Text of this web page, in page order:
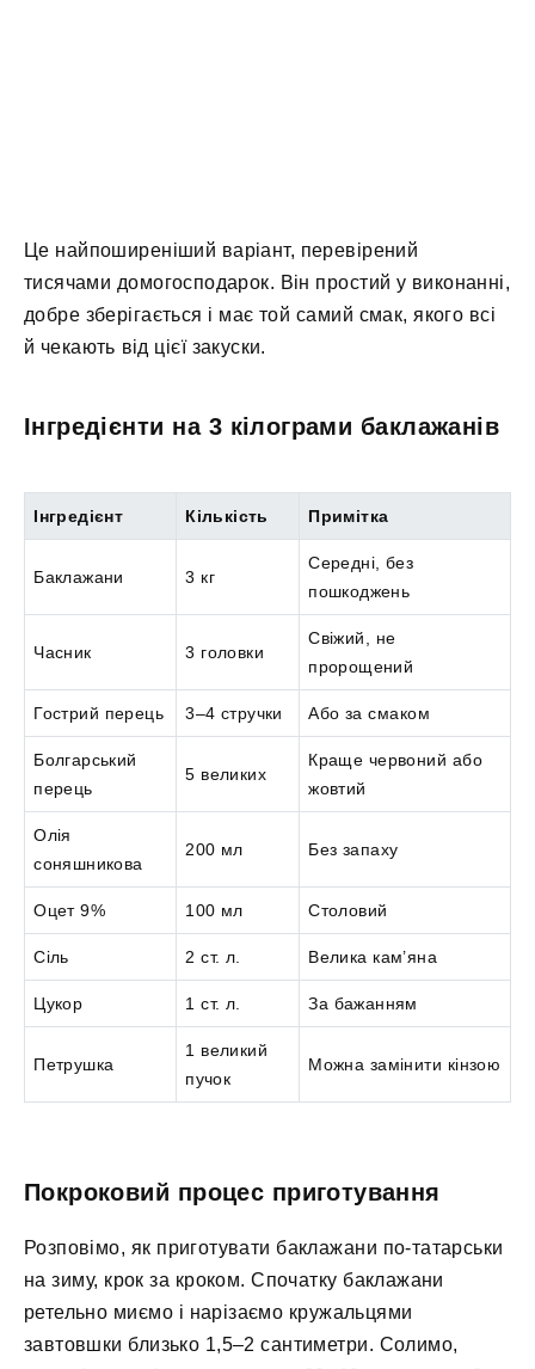
Це найпоширеніший варіант, перевірений
тисячами домогосподарок. Він простий у виконанні,
добре зберігається і має той самий смак, якого всі
й чекають від цієї закуски.
Інгредієнти на 3 кілограми баклажанів
Інгредієнт Кількість Примітка
Баклажани 3 кг
Середні, без
пошкоджень
Часник 3 головки
Свіжий, не
пророщений
Гострий перець 3–4 стручки Або за смаком
Болгарський
перець
5 великих
Краще червоний або
жовтий
Олія
соняшникова
200 мл Без запаху
Оцет 9% 100 мл Столовий
Сіль 2 ст. л. Велика кам’яна
Цукор 1 ст. л. За бажанням
Петрушка
1 великий
пучок
Можна замінити кінзою
Покроковий процес приготування
Розповімо, як приготувати баклажани по-татарськи
на зиму, крок за кроком. Спочатку баклажани
ретельно миємо і нарізаємо кружальцями
завтовшки близько 1,5–2 сантиметри. Солимо,